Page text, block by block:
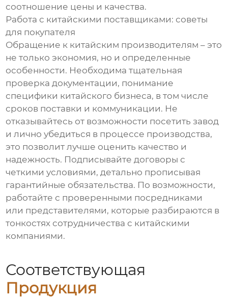
соотношение цены и качества.
Работа с китайскими поставщиками: советы
для покупателя
Обращение к китайским производителям – это
не только экономия, но и определенные
особенности. Необходима тщательная
проверка документации, понимание
специфики китайского бизнеса, в том числе
сроков поставки и коммуникации. Не
отказывайтесь от возможности посетить завод
и лично убедиться в процессе производства,
это позволит лучше оценить качество и
надежность. Подписывайте договоры с
четкими условиями, детально прописывая
гарантийные обязательства. По возможности,
работайте с проверенными посредниками
или представителями, которые разбираются в
тонкостях сотрудничества с китайскими
компаниями.
Соответствующая
Продукция